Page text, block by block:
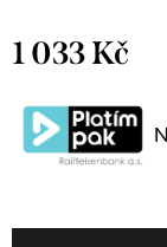
1 033 Kč
cena: